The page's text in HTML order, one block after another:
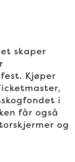
skaper
Kjøper
i
får også
og